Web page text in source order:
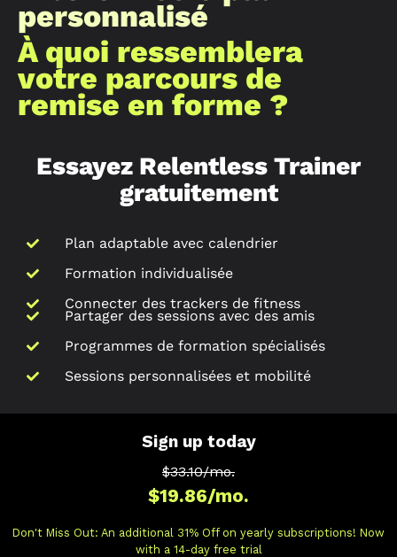
personnalisé
À quoi ressemblera
votre parcours de
remise en forme ?
Essayez Relentless Trainer
gratuitement
Plan adaptable avec calendrier
Formation individualisée
Connecter des trackers de fitness
Partager des sessions avec des amis
Programmes de formation spécialisés
Sessions personnalisées et mobilité